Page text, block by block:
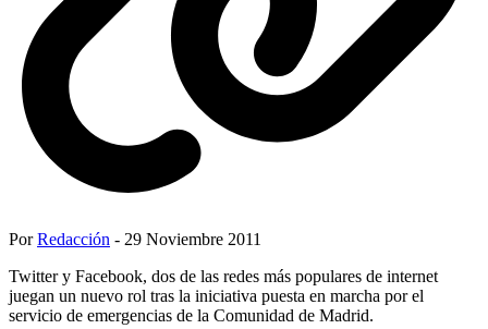
PorRedacción - 29 Noviembre 2011
Twitter y Facebook, dos de las redes más populares de internet
juegan un nuevo rol tras la iniciativa puesta en marcha por el
servicio de emergencias de la Comunidad de Madrid.